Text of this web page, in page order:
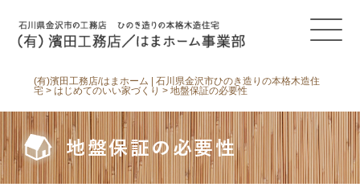
(有)濱田工務店/はまホーム | 石川県金沢市ひのき造りの本格木造住
宅 >はじめてのいい家づくり >地盤保証の必要性
地盤保証の必要性